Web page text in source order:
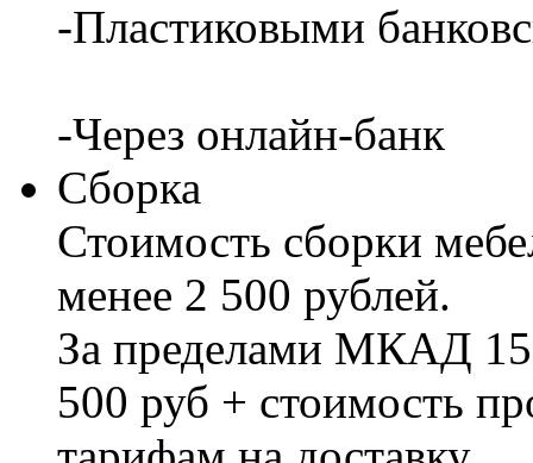
-Пластиковыми
-Через онлайн-банк
Сборка
Стоимость сборки
менее 2 500 рублей.
За пределами МКАД
500 руб + стоимость